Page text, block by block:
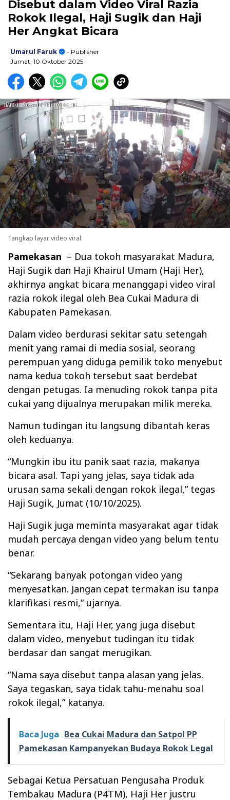
Disebut dalam Video Viral Razia
Rokok Ilegal, Haji Sugik dan Haji
Her Angkat Bicara
Umarul Faruk
- Publisher
Jumat, 10 Oktober 2025
Tangkap layar video viral.
Pamekasan – Dua tokoh masyarakat Madura,
Haji Sugik dan Haji Khairul Umam (Haji Her),
akhirnya angkat bicara menanggapi video viral
razia rokok ilegal oleh Bea Cukai Madura di
Kabupaten Pamekasan.
Dalam video berdurasi sekitar satu setengah
menit yang ramai di media sosial, seorang
perempuan yang diduga pemilik toko menyebut
nama kedua tokoh tersebut saat berdebat
dengan petugas. Ia menuding rokok tanpa pita
cukai yang dijualnya merupakan milik mereka.
Namun tudingan itu langsung dibantah keras
oleh keduanya.
“Mungkin ibu itu panik saat razia, makanya
bicara asal. Tapi yang jelas, saya tidak ada
urusan sama sekali dengan rokok ilegal,” tegas
Haji Sugik, Jumat (10/10/2025).
Haji Sugik juga meminta masyarakat agar tidak
mudah percaya dengan video yang belum tentu
benar.
“Sekarang banyak potongan video yang
menyesatkan. Jangan cepat termakan isu tanpa
klarifikasi resmi,” ujarnya.
Sementara itu, Haji Her, yang juga disebut
dalam video, menyebut tudingan itu tidak
berdasar dan sangat merugikan.
“Nama saya disebut tanpa alasan yang jelas.
Saya tegaskan, saya tidak tahu-menahu soal
rokok ilegal,” katanya.
Baca Juga Bea Cukai Madura dan Satpol PP
Pamekasan Kampanyekan Budaya Rokok Legal
Sebagai Ketua Persatuan Pengusaha Produk
Tembakau Madura (P4TM), Haji Her justru